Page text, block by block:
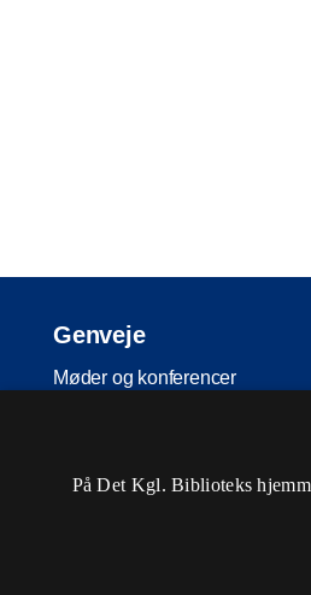
Genveje
Møder og konferencer
På Det Kgl. Biblioteks